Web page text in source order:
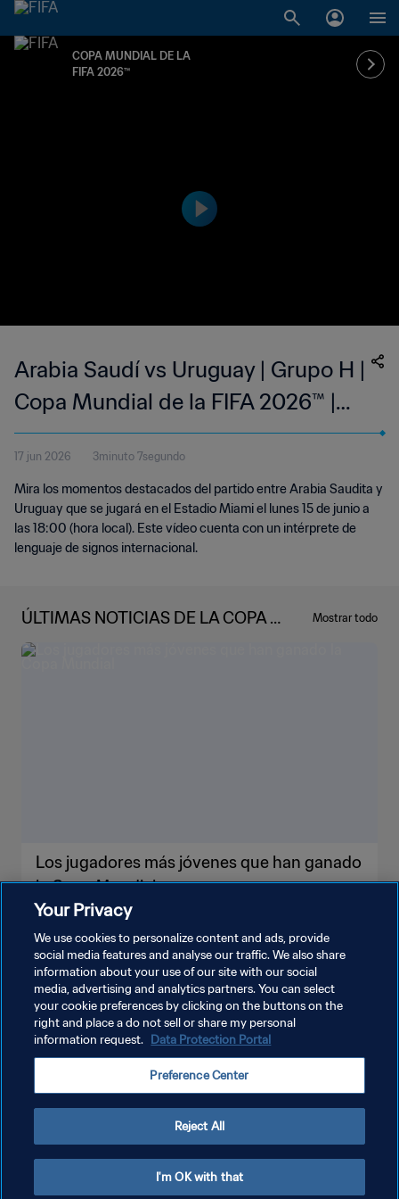
COPA MUNDIAL DE LA
FIFA 2026™
Arabia Saudí vs Uruguay | Grupo H |
Copa Mundial de la FIFA 2026™ |
Resumen | Lenguaje de signos
internacional (IS)
17 jun 2026 3minuto 7segundo
Mira los momentos destacados del partido entre Arabia Saudita y
Uruguay que se jugará en el Estadio Miami el lunes 15 de junio a
las 18:00 (hora local). Este vídeo cuenta con un intérprete de
lenguaje de signos internacional.
ÚLTIMAS NOTICIAS DE LA COPA M
UNDIAL DE LA FIFA 2026™
Mostrar todo
Los jugadores más jóvenes que han ganado
la Copa Mundial
Your Privacy
We use cookies to personalize content and ads, provide
social media features and analyse our traffic. We also share
information about your use of our site with our social
media, advertising and analytics partners. You can select
your cookie preferences by clicking on the buttons on the
right and place a do not sell or share my personal
information request. Data Protection Portal
Preference Center
Reject All
I'm OK with that